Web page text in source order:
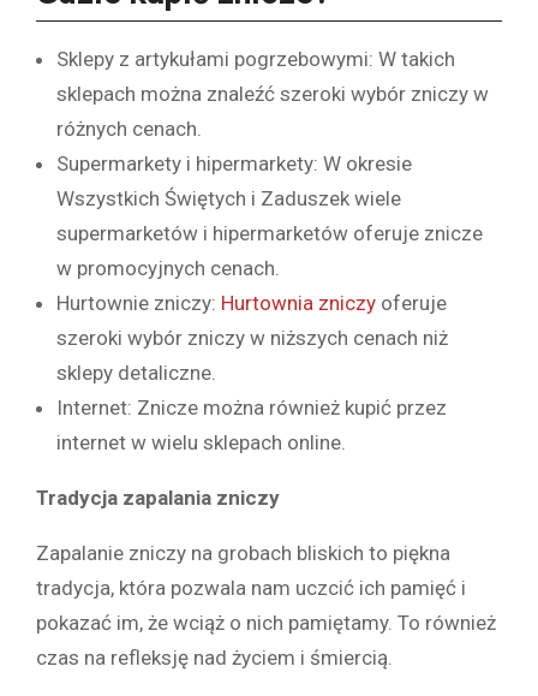
Sklepy z artykułami pogrzebowymi: W takich
sklepach można znaleźć szeroki wybór zniczy w
różnych cenach.
Supermarkety i hipermarkety: W okresie
Wszystkich Świętych i Zaduszek wiele
supermarketów i hipermarketów oferuje znicze
w promocyjnych cenach.
Hurtownie zniczy: Hurtownia zniczy oferuje
szeroki wybór zniczy w niższych cenach niż
sklepy detaliczne.
Internet: Znicze można również kupić przez
internet w wielu sklepach online.
Tradycja zapalania zniczy
Zapalanie zniczy na grobach bliskich to piękna
tradycja, która pozwala nam uczcić ich pamięć i
pokazać im, że wciąż o nich pamiętamy. To również
czas na refleksję nad życiem i śmiercią.